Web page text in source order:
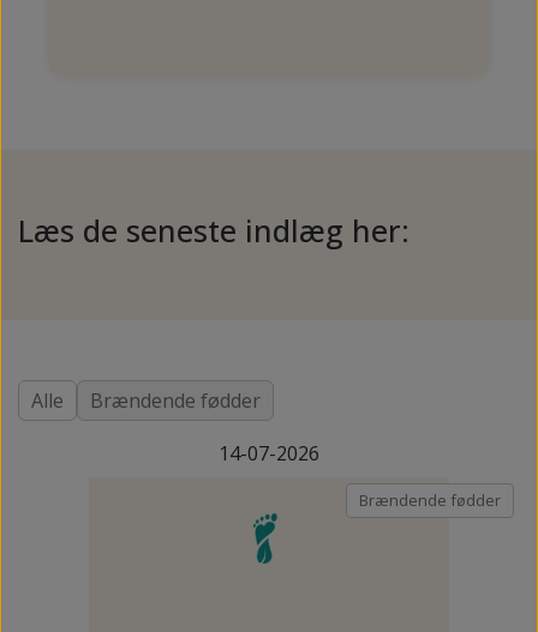
Læs de seneste indlæg her:
Alle
Brændende fødder
14-07-2026
Brændende fødder